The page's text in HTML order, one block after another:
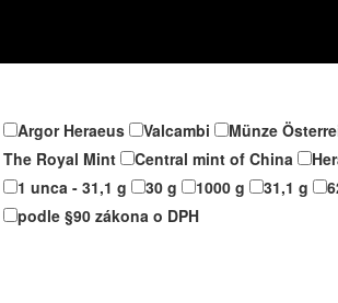
Argor Heraeus Valcambi Münze
The Royal Mint
Central mint of China
1 unca - 31,1 g 30 g 1000 g 31,1 g
podle §90 zákona o DPH